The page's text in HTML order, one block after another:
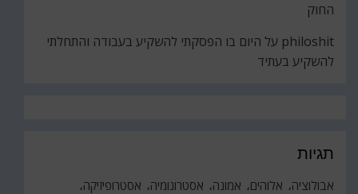
החוק
philoshit על היום בו הפסקתי להשקיע בעבודה והתחלתי
להשקיע בעתיד
תגיות
אבולוציה אלוהים אמונה אסטרונומיה
אסטרופיזיקה